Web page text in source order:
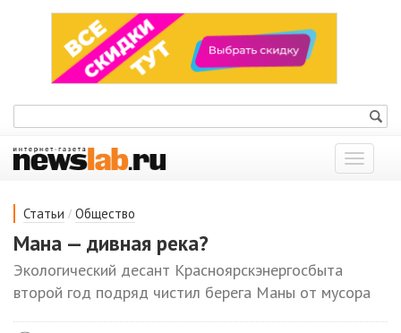
Показать
меню
Статьи / Общество
Мана — дивная река?
Экологический десант Красноярскэнергосбыта
второй год подряд чистил берега Маны от мусора